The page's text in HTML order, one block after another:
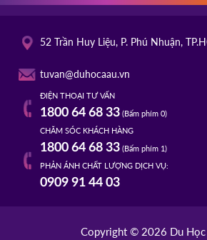
52 Trần Huy Liệu, P. Phú Nhuận,
tuvan@duhocaau.vn
ĐIỆN THOẠI TƯ VẤN
1800 64 68 33(Bấm phím 0)
CHĂM SÓC KHÁCH HÀNG
1800 64 68 33(Bấm phím 1)
PHẢN ÁNH CHẤT LƯỢNG DỊCH VỤ:
0909 91 44 03
Copyright © 2026 Du Học